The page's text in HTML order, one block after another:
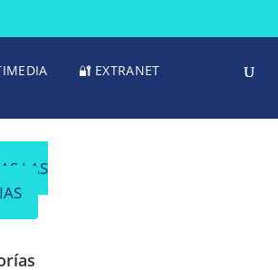
🔐 EXTRANET
LAS